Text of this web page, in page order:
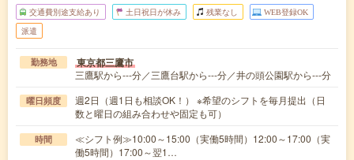
交通費別途支給あり 土日祝日が休み 残業なし WEB登録OK
派遣
勤務地 東京都三鷹市
三鷹駅から---分／三鷹台駅から---分／井の頭公園駅から---分
曜日頻度
週2日（週1日も相談OK！） ※希望のシフトを毎月提出（日
数と曜日の組み合わせや固定も可）
時間
≪シフト例≫10:00～15:00（実働5時間）12:00～17:00（実
働5時間）17:00～翌1…